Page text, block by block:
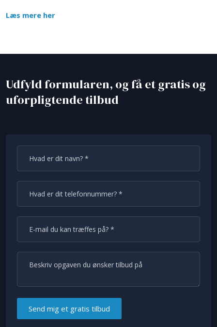
Læs mere her
​Udfyld formularen, og få et gratis og
uforpligtende tilbud